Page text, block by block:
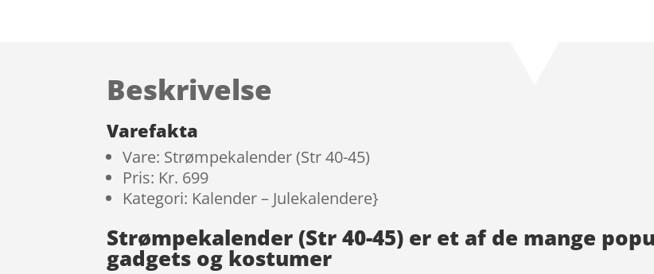
Beskrivelse
Varefakta
Vare: Strømpekalender (Str 40-45)
Pris: Kr. 699
Kategori: Kalender – Julekalendere}
Strømpekalender (Str 40-45) er et af de mange
gadgets og kostumer